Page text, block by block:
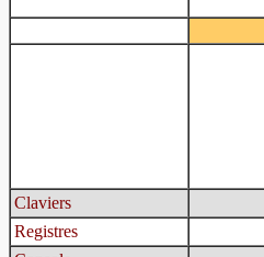
Claviers
Registres